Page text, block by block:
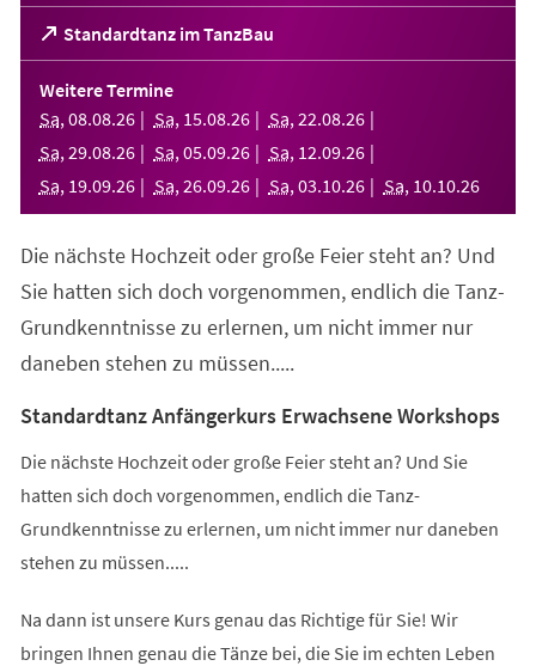
Standardtanz im TanzBau
(Öffnet
in
einem
neuen
Tab)
Weitere Termine
Sa, 08.08.26 Sa, 15.08.26 Sa, 22.08.26
Sa, 29.08.26 Sa, 05.09.26 Sa, 12.09.26
Sa, 19.09.26 Sa, 26.09.26 Sa, 03.10.26 Sa, 10.10.26
Die nächste Hochzeit oder große Feier steht an? Und
Sie hatten sich doch vorgenommen, endlich die Tanz-
Grundkenntnisse zu erlernen, um nicht immer nur
daneben stehen zu müssen.....
Standardtanz Anfängerkurs Erwachsene Workshops
Die nächste Hochzeit oder große Feier steht an? Und Sie
hatten sich doch vorgenommen, endlich die Tanz-
Grundkenntnisse zu erlernen, um nicht immer nur daneben
stehen zu müssen.....
Na dann ist unsere Kurs genau das Richtige für Sie! Wir
bringen Ihnen genau die Tänze bei, die Sie im echten Leben